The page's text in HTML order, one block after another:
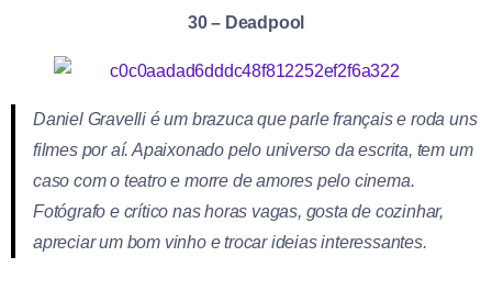
30 – Deadpool
Daniel Gravelli é um brazuca que parle français e roda uns
filmes por aí. Apaixonado pelo universo da escrita, tem um
caso com o teatro e morre de amores pelo cinema.
Fotógrafo e crítico nas horas vagas, gosta de cozinhar,
apreciar um bom vinho e trocar ideias interessantes.